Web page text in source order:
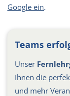
Google ein.
Teams
Unser
Ihnen die
und mehr